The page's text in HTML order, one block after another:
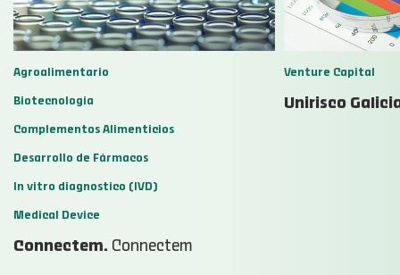
Agroalimentario
Biotecnología
Complementos Alimenticios
Desarrollo de Fármacos
In vitro diagnostico (IVD)
Medical Device
Connectem. Connectem
Venture Capital
Unirisco